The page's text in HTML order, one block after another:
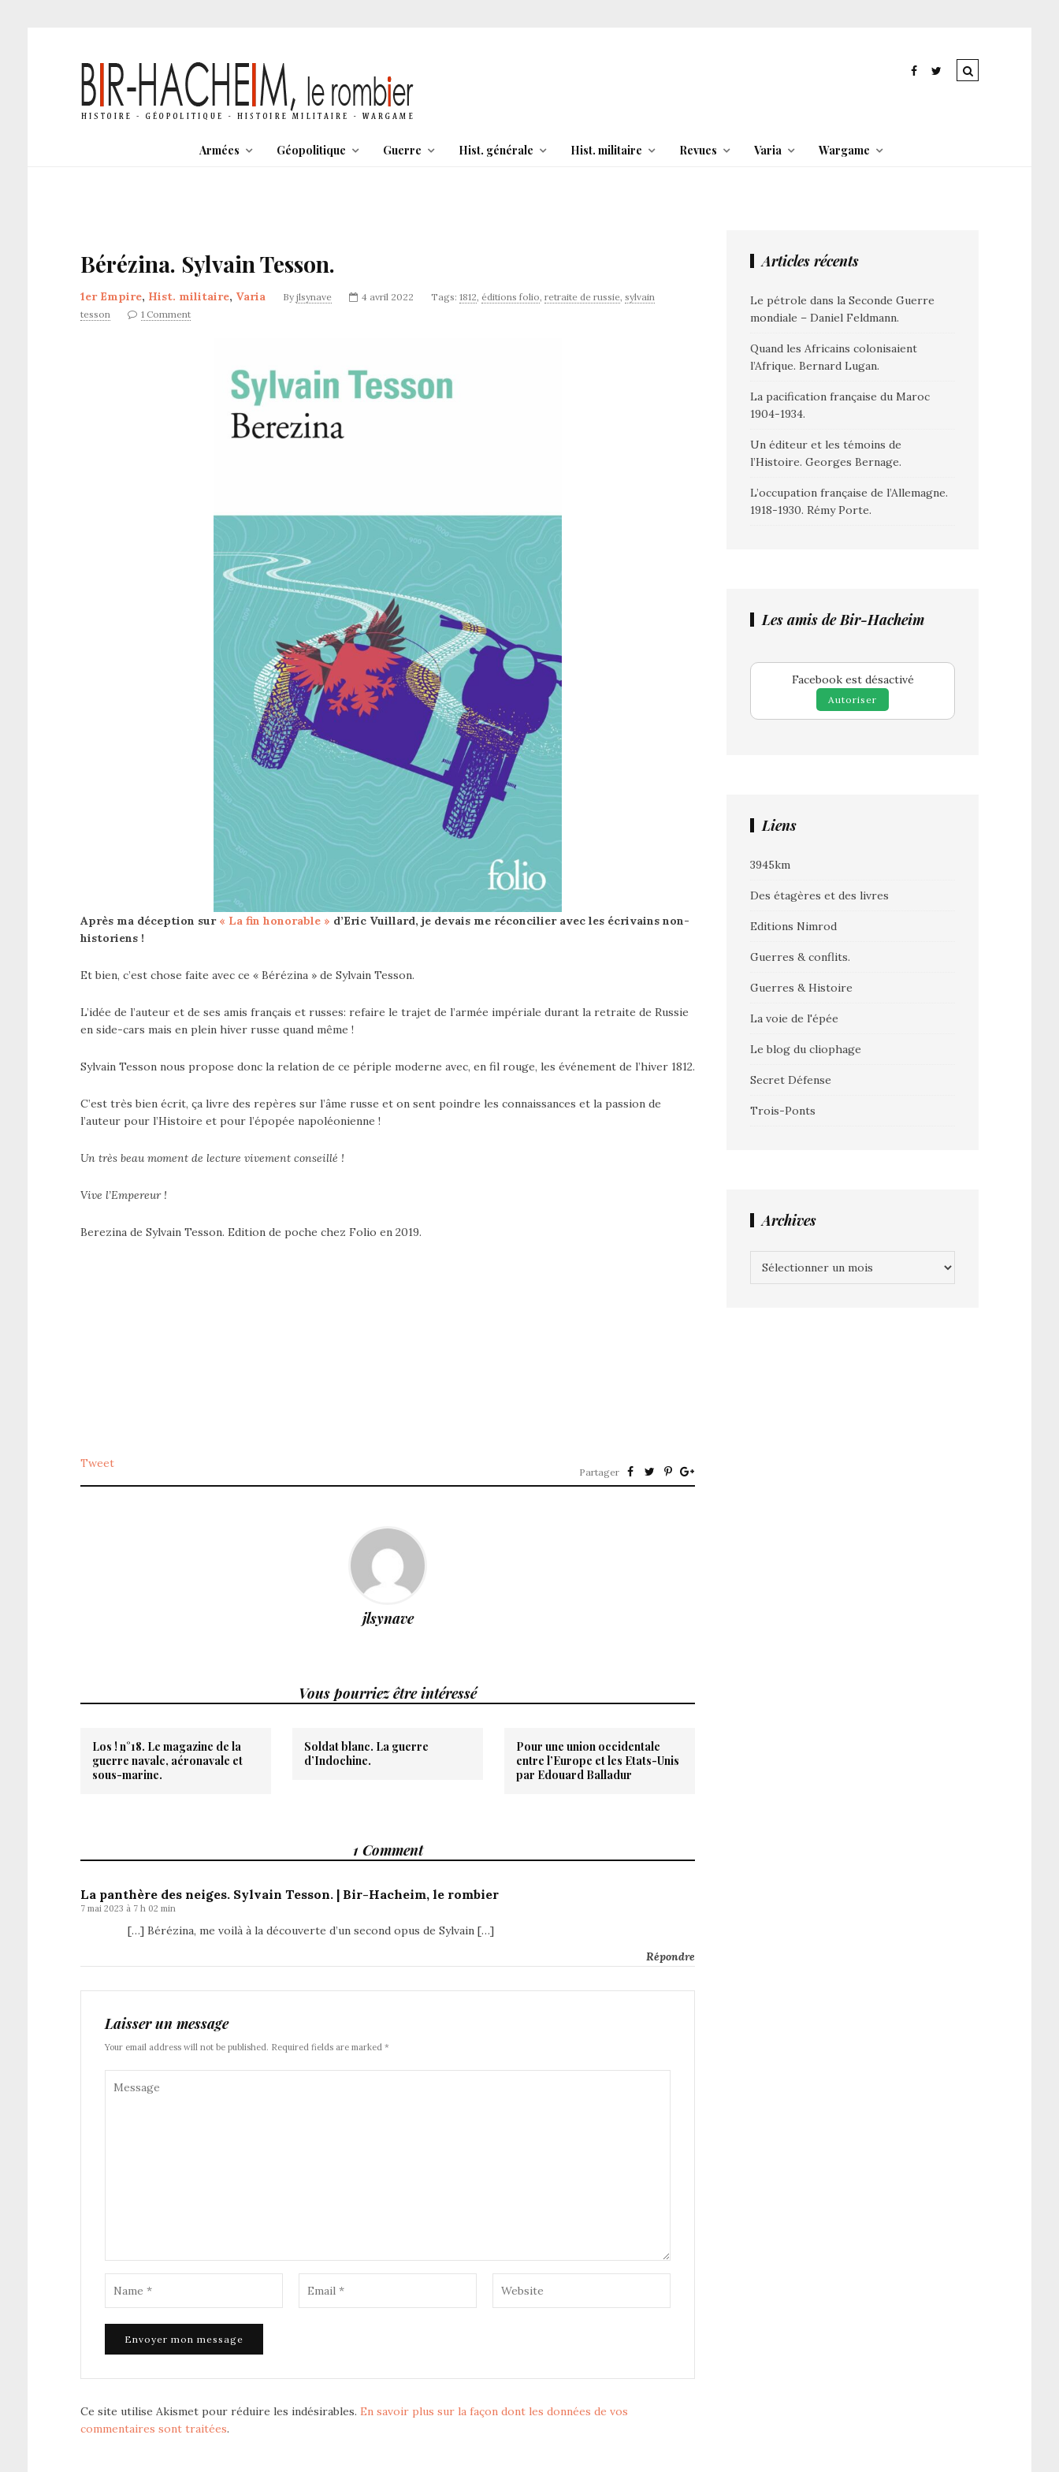
Armées Géopolitique Guerre Hist. générale Hist. militaire Revues Varia Wargame
Bérézina. Sylvain Tesson.
1er Empire, Hist. militaire, Varia By jlsynave 4 avril 2022 Tags: 1812, éditions folio, retraite de russie, sylvain
tesson
1 Comment
Après ma déception sur « La fin honorable » d’Eric Vuillard, je devais me réconcilier avec les écrivains non-
historiens !
Et bien, c’est chose faite avec ce « Bérézina » de Sylvain Tesson.
L’idée de l’auteur et de ses amis français et russes: refaire le trajet de l’armée impériale durant la retraite de Russie
en side-cars mais en plein hiver russe quand même !
Sylvain Tesson nous propose donc la relation de ce périple moderne avec, en fil rouge, les événement de l’hiver 1812.
C’est très bien écrit, ça livre des repères sur l’âme russe et on sent poindre les connaissances et la passion de
l’auteur pour l’Histoire et pour l’épopée napoléonienne !
Un très beau moment de lecture vivement conseillé !
Vive l’Empereur !
Berezina de Sylvain Tesson. Edition de poche chez Folio en 2019.
Tweet
Partager
jlsynave
Vous pourriez être intéressé
Los ! n°18. Le magazine de la
guerre navale, aéronavale et
sous-marine.
Soldat blanc. La guerre
d’Indochine.
Pour une union occidentale
entre l’Europe et les Etats-Unis
par Edouard Balladur
1 Comment
La panthère des neiges. Sylvain Tesson. | Bir-Hacheim, le rombier
7 mai 2023 à 7 h 02 min
[…] Bérézina, me voilà à la découverte d’un second opus de Sylvain […]
Répondre
Laisser un message
Your email address will not be published. Required fields are marked *
Ce site utilise Akismet pour réduire les indésirables. En savoir plus sur la façon dont les données de vos
commentaires sont traitées.
Articles récents
Le pétrole dans la Seconde Guerre
mondiale – Daniel Feldmann.
Quand les Africains colonisaient
l’Afrique. Bernard Lugan.
La pacification française du Maroc
1904-1934.
Un éditeur et les témoins de
l’Histoire. Georges Bernage.
L’occupation française de l’Allemagne.
1918-1930. Rémy Porte.
Les amis de Bir-Hacheim
Facebook est désactivé
Autoriser
Liens
3945km
Des étagères et des livres
Editions Nimrod
Guerres & conflits.
Guerres & Histoire
La voie de l'épée
Le blog du cliophage
Secret Défense
Trois-Ponts
Archives